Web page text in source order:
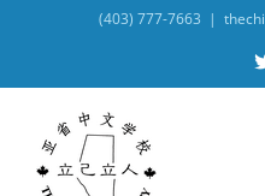
(403) 777-7663 |